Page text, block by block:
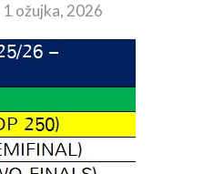
1 ožujka, 2026